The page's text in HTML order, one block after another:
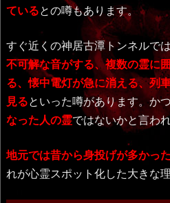
ているとの噂もあります。
すぐ近くの神居古潭トンネルで
不可解な音がする、複数の霊に
る、懐中電灯が急に消える、列
見るといった噂があります。か
なった人の霊ではないかと言わ
地元では昔から身投げが多かっ
れが心霊スポット化した大きな